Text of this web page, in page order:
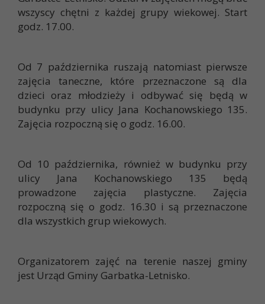
wszyscy chętni z każdej grupy wiekowej. Start
godz. 17.00.
Od 7 października ruszają natomiast pierwsze
zajęcia taneczne, które przeznaczone są dla
dzieci oraz młodzieży i odbywać się będą w
budynku przy ulicy Jana Kochanowskiego 135.
Zajęcia rozpoczną się o godz. 16.00.
Od 10 października, również w budynku przy
ulicy Jana Kochanowskiego 135 będą
prowadzone zajęcia plastyczne. Zajęcia
rozpoczną się o godz. 16.30 i są przeznaczone
dla wszystkich grup wiekowych.
Organizatorem zajęć na terenie naszej gminy
jest Urząd Gminy Garbatka-Letnisko.